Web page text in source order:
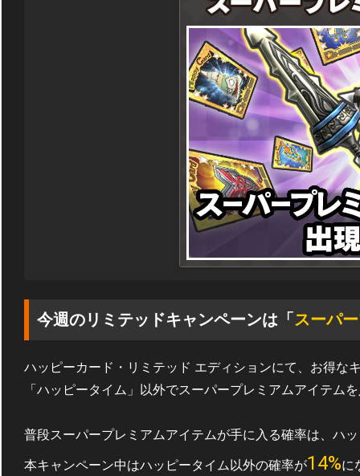
今週のリミテッドキャンペーンは「 スーパ
ハッピーカード・リミテッド エディションにて、お得な
「ハッピータイム」以外でスーパープレミアムアイテム
普段スーパープレミアムアイテムが手に入る確率は、ハ
本キャンペーン中はハッピータイム以外の確率が14%に